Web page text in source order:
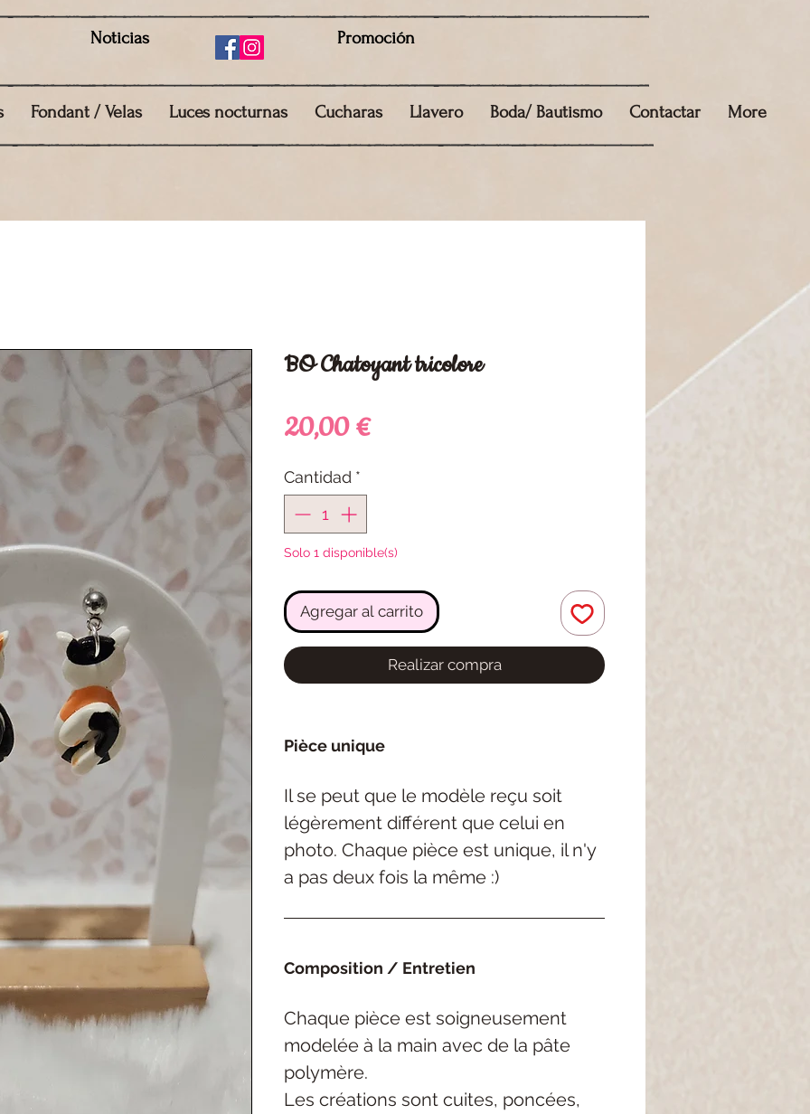
Noticias Promoción
Fondant / Velas Luces nocturnas Cucharas Llavero Boda/ Bautismo Contactar More
BO Chatoyant tricolore
20,00 €Precio
Cantidad *
Solo 1 disponible(s)
Agregar al carrito
Realizar compra
Pièce unique
Il se peut que le modèle reçu soit
légèrement différent que celui en
photo. Chaque pièce est unique, il n'y
a pas deux fois la même :)
Composition / Entretien
Chaque pièce est soigneusement
modelée à la main avec de la pâte
polymère.
Les créations sont cuites, poncées,